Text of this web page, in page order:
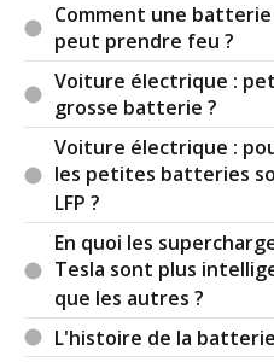
Comment une
peut prendre feu ?
Voiture électrique :
grosse batterie ?
Voiture électrique :
les petites batteries
LFP ?
En quoi les
Tesla sont plus
que les autres ?
L'histoire de la